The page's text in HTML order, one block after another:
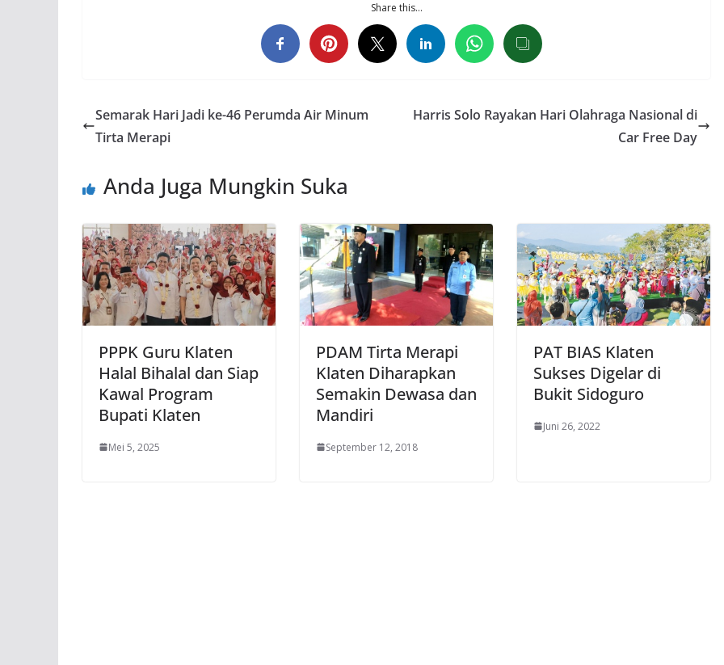
Share this…
Semarak Hari Jadi ke-46 Perumda Air Minum
Tirta Merapi
Harris Solo Rayakan Hari Olahraga Nasional di
Car Free Day
Anda Juga Mungkin Suka
PPPK Guru Klaten
Halal Bihalal dan Siap
Kawal Program
Bupati Klaten
Mei 5, 2025
PDAM Tirta Merapi
Klaten Diharapkan
Semakin Dewasa dan
Mandiri
September 12, 2018
PAT BIAS Klaten
Sukses Digelar di
Bukit Sidoguro
Juni 26, 2022